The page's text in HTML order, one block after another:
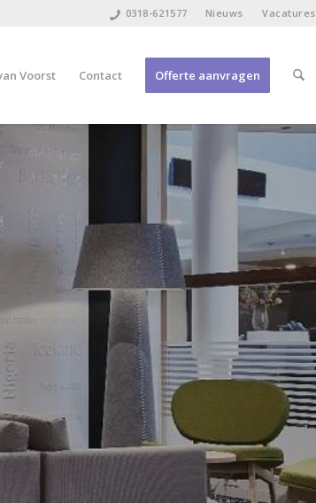
Nieuws Vacatures
0318-621577
Voorst Contact Offerte aanvragen